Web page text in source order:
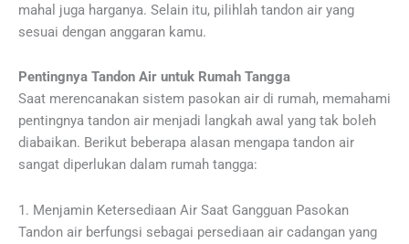
mahal juga harganya. Selain itu, pilihlah tandon air yang
sesuai dengan anggaran kamu.
Pentingnya Tandon Air untuk Rumah Tangga
Saat merencanakan sistem pasokan air di rumah, memahami
pentingnya tandon air menjadi langkah awal yang tak boleh
diabaikan. Berikut beberapa alasan mengapa tandon air
sangat diperlukan dalam rumah tangga:
1. Menjamin Ketersediaan Air Saat Gangguan Pasokan
Tandon air berfungsi sebagai persediaan air cadangan yang